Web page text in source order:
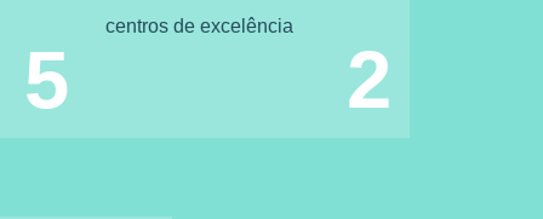
5
centros de excelência
2